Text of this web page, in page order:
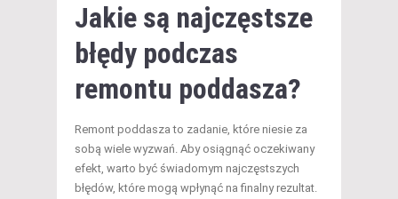
Jakie są najczęstsze
błędy podczas
remontu poddasza?
Remont poddasza to zadanie, które niesie za
sobą wiele wyzwań. Aby osiągnąć oczekiwany
efekt, warto być świadomym najczęstszych
błędów, które mogą wpłynąć na finalny rezultat.